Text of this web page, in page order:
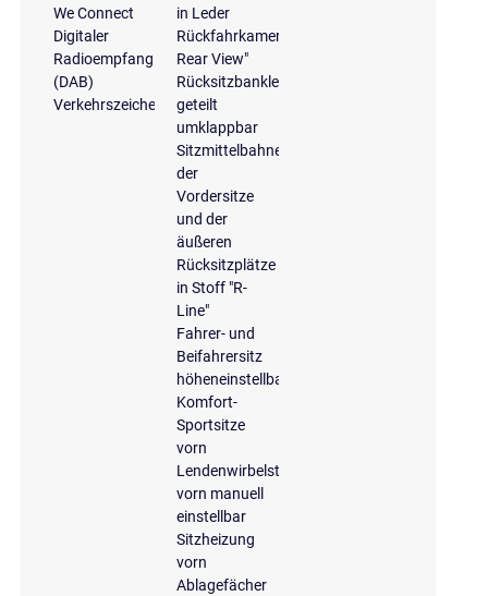
We Connect
Digitaler
Radioempfang
(DAB)
Verkehrszeichenerkennung
in Leder
Rückfahrkamera
Rear View"
Rücksitzbanklehne,
geteilt
umklappbar
Sitzmittelbahnen
der
Vordersitze
und der
äußeren
Rücksitzplätze
in Stoff "R-
Line"
Fahrer- und
Beifahrersitz
höheneinstellbar
Komfort-
Sportsitze
vorn
Lendenwirbelstütze
vorn manuell
einstellbar
Sitzheizung
vorn
Ablagefächer